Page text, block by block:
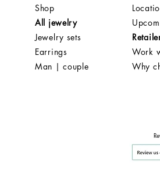
Shop
All jewelry
Jewelry sets
Earrings
Man | couple
Work
Why